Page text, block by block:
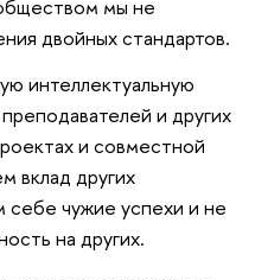
мы не
двойных стандартов.
интеллектуальную
и других
и совместной
вклад других
себе чужие успехи и не
на других.